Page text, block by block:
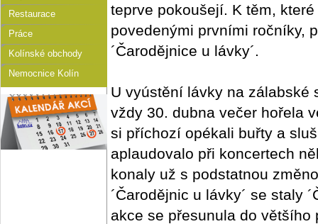
Restaurace
Práce
Kolínské obchody
Nemocnice Kolín
teprve pokoušejí. K těm,
povedenými prvními ročníky,
´Čarodějnice u lávky´.
U vyústění lávky na zálabské
vždy 30. dubna večer hořela
si příchozí opékali buřty a
aplaudovalo při koncertech
konaly už s podstatnou
´Čarodějnic u lávky´ se staly
akce se přesunula do většího